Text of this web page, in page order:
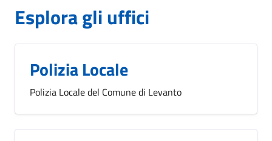
Esplora gli uffici
Polizia Locale
Polizia Locale del Comune di Levanto